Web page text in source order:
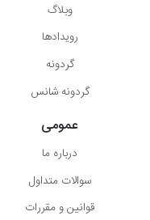
وبلاگ
رویدادها
گردونه
گردونه شانس
عمومی
درباره ما
سوالات متداول
قوانین و مقررات